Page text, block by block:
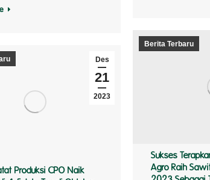
Berita Terbaru
Sukses
Agro Raih
Des
21
2023
Produksi CPO Naik